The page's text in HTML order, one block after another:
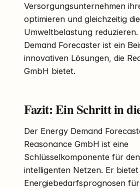
Versorgungsunternehmen
optimieren und gleichzeitig die
Umweltbelastung
Demand Forecaster ist ein
innovativen Lösungen, die
GmbH bietet.
Fazit: Ein Schritt in
Der Energy Demand
Reasonance GmbH ist eine
Schlüsselkomponente für
intelligenten Netzen. Er
Energiebedarfsprognosen für